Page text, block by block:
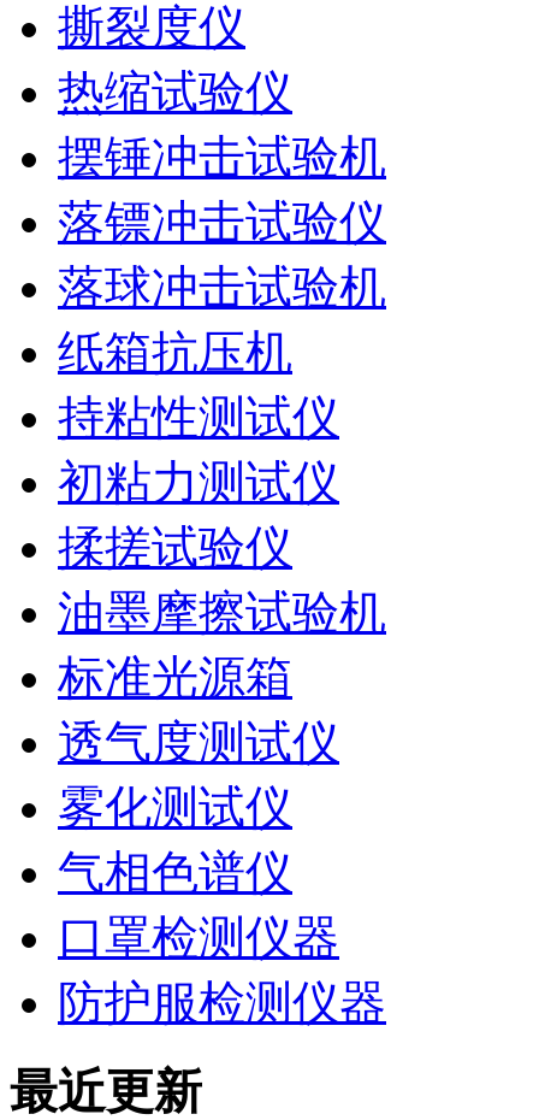
撕裂度仪
热缩试验仪
摆锤冲击试验机
落镖冲击试验仪
落球冲击试验机
纸箱抗压机
持粘性测试仪
初粘力测试仪
揉搓试验仪
油墨摩擦试验机
标准光源箱
透气度测试仪
雾化测试仪
气相色谱仪
口罩检测仪器
防护服检测仪器
最近更新